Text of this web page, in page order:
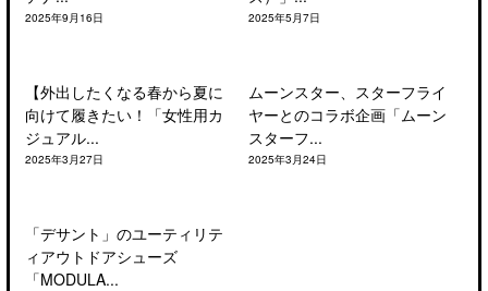
2025年9月16日 2025年5月7日
【外出したくなる春から夏に
向けて履きたい！「女性用カ
ジュアル...
2025年3月27日
ムーンスター、スターフライ
ヤーとのコラボ企画「ムーン
スターフ...
2025年3月24日
「デサント」のユーティリテ
ィアウトドアシューズ
「MODULA...